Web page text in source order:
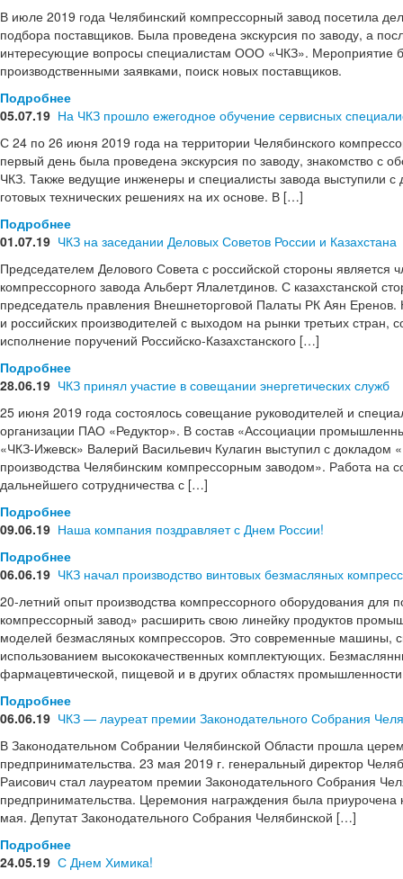
В июле 2019 года Челябинский компрессорный завод посетила
подбора поставщиков. Была проведена экскурсия по заводу, а
интересующие вопросы специалистам ООО «ЧКЗ». Мероприятие
производственными заявками, поиск новых поставщиков.
Подробнее
05.07.19 На ЧКЗ прошло ежегодное обучение сервисных
С 24 по 26 июня 2019 года на территории Челябинского
первый день была проведена экскурсия по заводу, знакомство
ЧКЗ. Также ведущие инженеры и специалисты завода выступили
готовых технических решениях на их основе. В […]
Подробнее
01.07.19 ЧКЗ на заседании Деловых Советов России и Казахстана
Председателем Делового Совета с российской стороны
компрессорного завода Альберт Ялалетдинов. С казахстанской
председатель правления Внешнеторговой Палаты РК Аян Еренов.
и российских производителей с выходом на рынки третьих стран,
исполнение поручений Российско-Казахстанского […]
Подробнее
28.06.19 ЧКЗ принял участие в совещании энергетических служб
25 июня 2019 года состоялось совещание руководителей и
организации ПАО «Редуктор». В состав «Ассоциации
«ЧКЗ-Ижевск» Валерий Васильевич Кулагин выступил с
производства Челябинским компрессорным заводом». Работа
дальнейшего сотрудничества с […]
Подробнее
09.06.19 Наша компания поздравляет с Днем России!
Подробнее
06.06.19 ЧКЗ начал производство винтовых безмасляных
20-летний опыт производства компрессорного оборудования
компрессорный завод» расширить свою линейку продуктов
моделей безмасляных компрессоров. Это современные машины,
использованием высококачественных комплектующих.
фармацевтической, пищевой и в других областях
Подробнее
06.06.19 ЧКЗ — лауреат премии Законодательного Собрания
В Законодательном Собрании Челябинской Области прошла
предпринимательства. 23 мая 2019 г. генеральный директор
Раисович стал лауреатом премии Законодательного Собрания
предпринимательства. Церемония награждения была
мая. Депутат Законодательного Собрания Челябинской […]
Подробнее
24.05.19 С Днем Химика!